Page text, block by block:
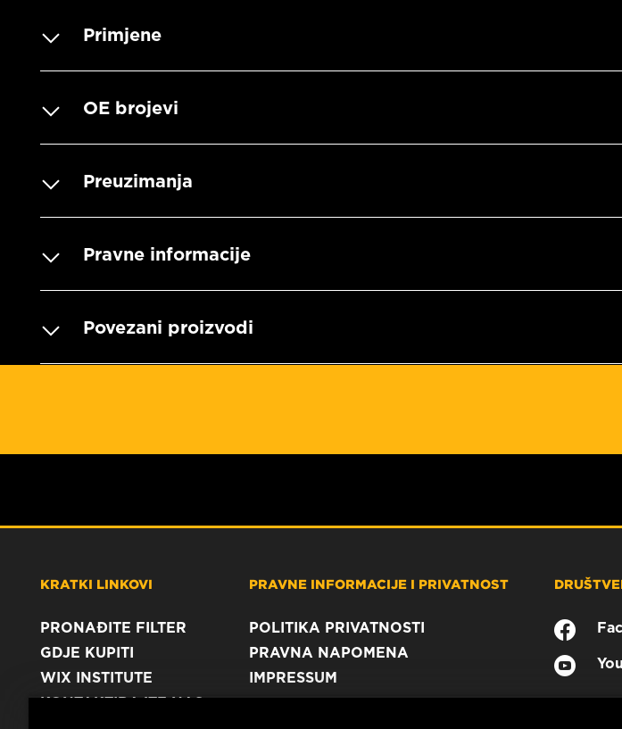
Primjene
OE brojevi
Preuzimanja
Pravne informacije
Povezani proizvodi
KRATKI LINKOVI
PRONAĐITE FILTER
GDJE KUPITI
WIX INSTITUTE
KONTAKTIRAJTE NAS
PRAVNE INFORMACIJE I PRIVATNOST
POLITIKA PRIVATNOSTI
PRAVNA NAPOMENA
IMPRESSUM